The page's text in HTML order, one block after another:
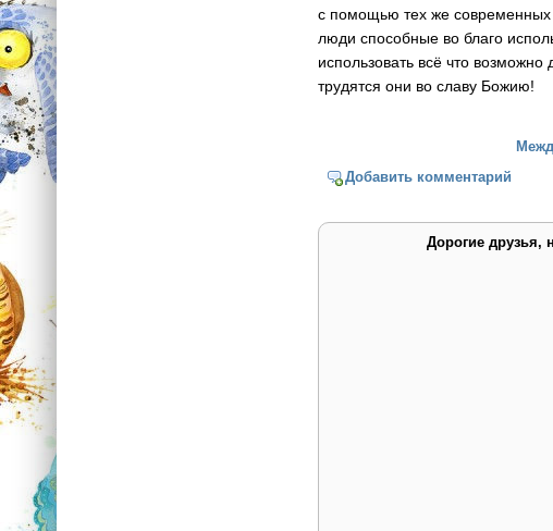
с помощью тех же современных
люди способные во благо
использовать всё что
трудятся они во славу Божию!
Добавить комментарий
Дорогие друзья,